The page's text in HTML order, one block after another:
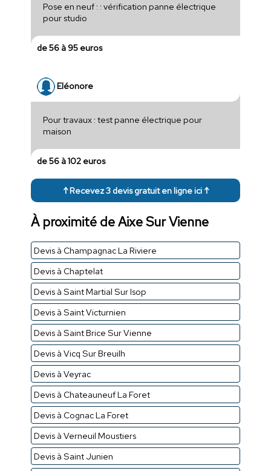
Pose en neuf : : vérification panne électrique
pour studio
de 56 à 95 euros
Eléonore
Pour travaux : test panne électrique pour
maison
de 56 à 102 euros
↑ Recevez 3 devis gratuit en ligne ici ↑
À proximité de Aixe Sur Vienne
Devis à Champagnac La Riviere
Devis à Chaptelat
Devis à Saint Martial Sur Isop
Devis à Saint Victurnien
Devis à Saint Brice Sur Vienne
Devis à Vicq Sur Breuilh
Devis à Veyrac
Devis à Chateauneuf La Foret
Devis à Cognac La Foret
Devis à Verneuil Moustiers
Devis à Saint Junien